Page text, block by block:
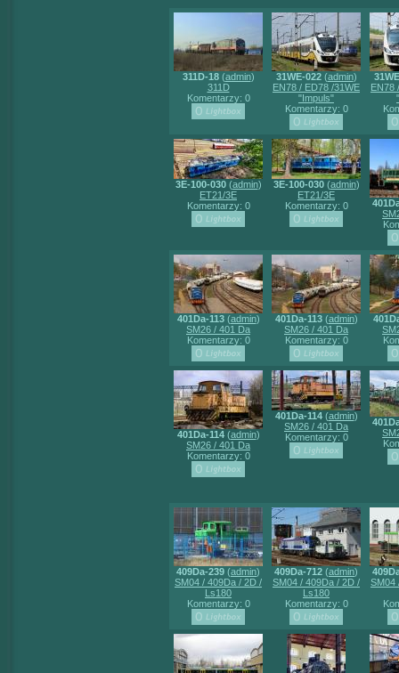
311D-18(admin)
311D
Komentarzy: 0
31WE-022(admin)
EN78 / ED78 /31WE
"Impuls"
Komentarzy: 0
EN78
3E-100-030(admin)
ET21/3E
Komentarzy: 0
3E-100-030(admin)
ET21/3E
Komentarzy: 0
401Da-113(admin)
SM26 / 401 Da
Komentarzy: 0
401Da-113(admin)
SM26 / 401 Da
Komentarzy: 0
401Da-114(admin)
SM26 / 401 Da
Komentarzy: 0
401Da-114(admin)
SM26 / 401 Da
Komentarzy: 0
409Da-239 (admin)
SM04 / 409Da / 2D /
Ls180
Komentarzy: 0
409Da-712 (admin)
SM04 / 409Da / 2D /
Ls180
Komentarzy: 0
SM04